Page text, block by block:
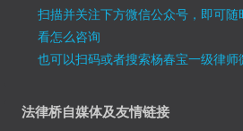
扫描并关注下方微信公众号，即可随
看怎么咨询
也可以扫码或者搜索杨春宝一级律
法律桥自媒体及友情链接